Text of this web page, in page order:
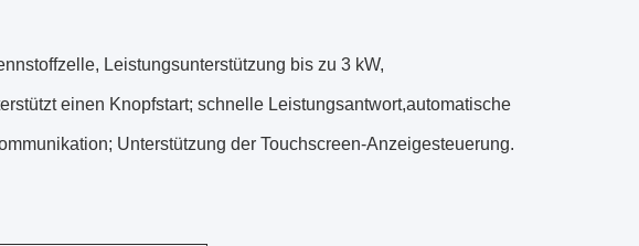
Leistungsunterstützung bis zu 3 kW,
einen Knopfstart; schnelle Leistungsantwort,automatische
Unterstützung der Touchscreen-Anzeigesteuerung.